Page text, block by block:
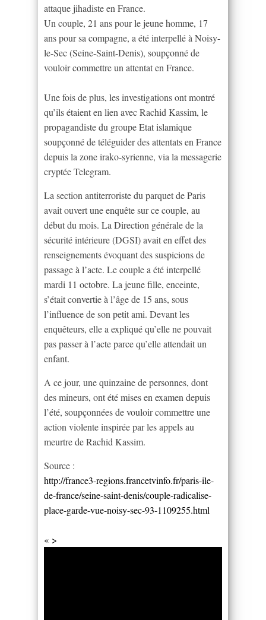
attaque jihadiste en France.
Un couple, 21 ans pour le jeune homme, 17
ans pour sa compagne, a été interpellé à Noisy-
le-Sec (Seine-Saint-Denis), soupçonné de
vouloir commettre un attentat en France.
Une fois de plus, les investigations ont montré
qu’ils étaient en lien avec Rachid Kassim, le
propagandiste du groupe Etat islamique
soupçonné de téléguider des attentats en France
depuis la zone irako-syrienne, via la messagerie
cryptée Telegram.
La section antiterroriste du parquet de Paris
avait ouvert une enquête sur ce couple, au
début du mois. La Direction générale de la
sécurité intérieure (DGSI) avait en effet des
renseignements évoquant des suspicions de
passage à l’acte. Le couple a été interpellé
mardi 11 octobre. La jeune fille, enceinte,
s’était convertie à l’âge de 15 ans, sous
l’influence de son petit ami. Devant les
enquêteurs, elle a expliqué qu’elle ne pouvait
pas passer à l’acte parce qu’elle attendait un
enfant.
A ce jour, une quinzaine de personnes, dont
des mineurs, ont été mises en examen depuis
l’été, soupçonnées de vouloir commettre une
action violente inspirée par les appels au
meurtre de Rachid Kassim.
Source :
http://france3-regions.francetvinfo.fr/paris-ile-
de-france/seine-saint-denis/couple-radicalise-
place-garde-vue-noisy-sec-93-1109255.html
« >